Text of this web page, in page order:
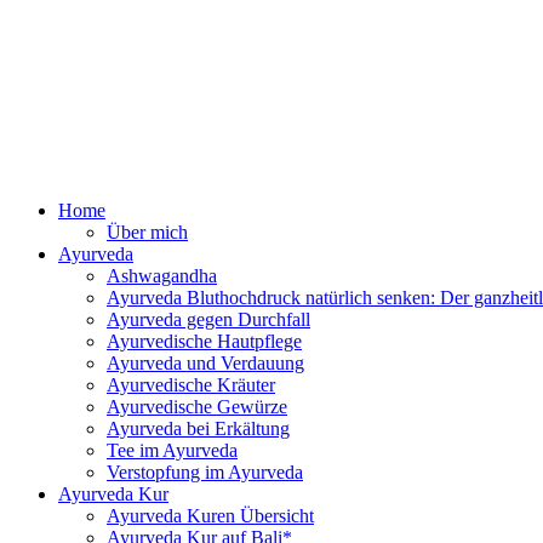
Home
Über mich
Ayurveda
Ashwagandha
Ayurveda Bluthochdruck natürlich senken: Der
Ayurveda gegen Durchfall
Ayurvedische Hautpflege
Ayurveda und Verdauung
Ayurvedische Kräuter
Ayurvedische Gewürze
Ayurveda bei Erkältung
Tee im Ayurveda
Verstopfung im Ayurveda
Ayurveda Kur
Ayurveda Kuren Übersicht
Ayurveda Kur auf Bali*